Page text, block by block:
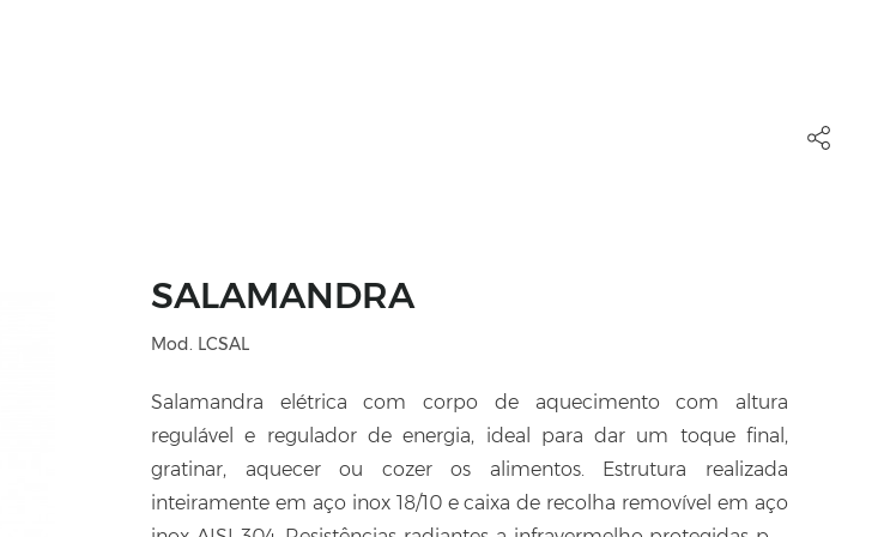
SALAMANDRA
Mod. LCSAL
Salamandra elétrica com corpo de aquecimento com altura
regulável e regulador de energia, ideal para dar um toque final,
gratinar, aquecer ou cozer os alimentos. Estrutura realizada
inteiramente em aço inox 18/10 e caixa de recolha removível em aço